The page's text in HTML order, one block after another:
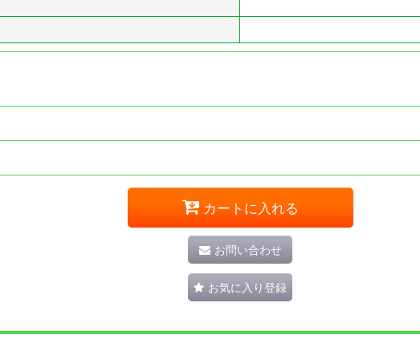
カートに入れる
お問い合わせ
お気に入り登録